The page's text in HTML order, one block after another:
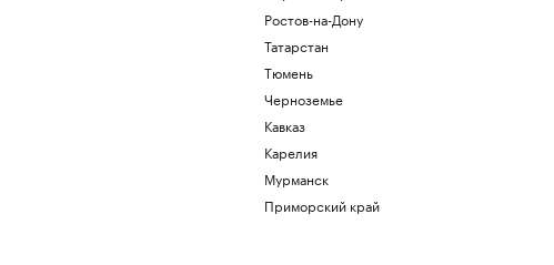
Ростов-на-Дону
Татарстан
Тюмень
Черноземье
Кавказ
Карелия
Мурманск
Приморский край